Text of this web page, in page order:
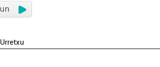
Urretxu